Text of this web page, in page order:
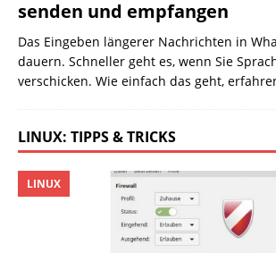
senden und empfangen
Das Eingeben längerer Nachrichten in
dauern. Schneller geht es, wenn Sie
verschicken. Wie einfach das geht,
LINUX: TIPPS & TRICKS
LINUX